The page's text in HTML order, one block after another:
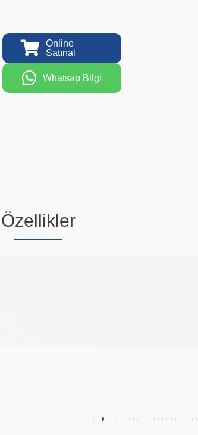
Online
Satınal
Whatsap Bilgi
Özellikler